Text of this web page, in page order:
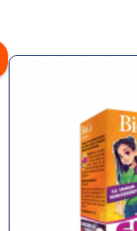
Kardamom
Kókusz-,
Bio
Szójababból